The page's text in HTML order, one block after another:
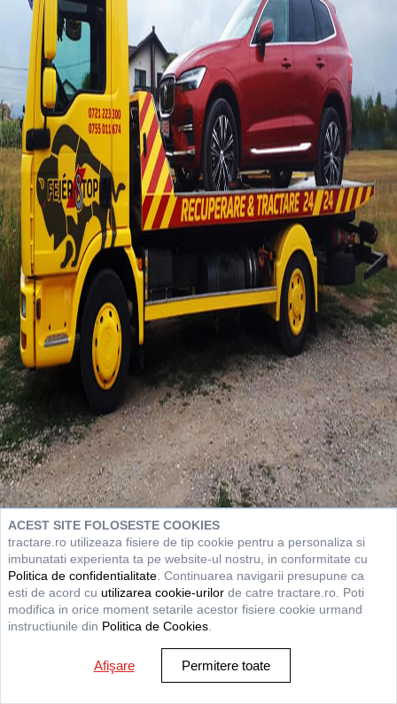
ACEST SITE FOLOSESTE COOKIES
tractare.ro utilizeaza fisiere de tip cookie pentru a personaliza si
imbunatati experienta ta pe website-ul nostru, in conformitate cu
Politica de confidentialitate . Continuarea navigarii presupune ca
esti de acord cu utilizarea cookie-urilor de catre tractare.ro. Poti
modifica in orice moment setarile acestor fisiere cookie urmand
instructiunile din Politica de Cookies
Afişare Permitere toate